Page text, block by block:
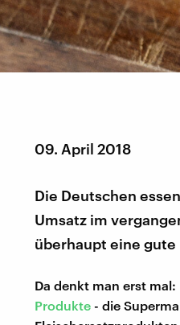
09. April 2018
Die Deutschen
Umsatz im
überhaupt eine gute
Da denkt man erst
Produkte - die